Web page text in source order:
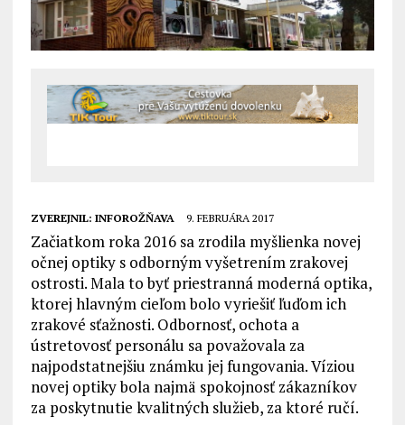
ZVEREJNIL: INFOROŽŇAVA 9. FEBRUÁRA 2017
Začiatkom roka 2016 sa zrodila myšlienka novej
očnej optiky s odborným vyšetrením zrakovej
ostrosti. Mala to byť priestranná moderná optika,
ktorej hlavným cieľom bolo vyriešiť ľuďom ich
zrakové sťažnosti. Odbornosť, ochota a
ústretovosť personálu sa považovala za
najpodstatnejšiu známku jej fungovania. Víziou
novej optiky bola najmä spokojnosť zákazníkov
za poskytnutie kvalitných služieb, za ktoré ručí.